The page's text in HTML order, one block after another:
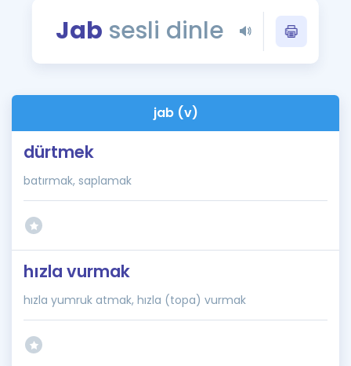
Blog
İngilizce Gramer
Jab sesli dinle
jab (v)
dürtmek
batırmak, saplamak
hızla vurmak
hızla yumruk atmak, hızla (topa) vurmak